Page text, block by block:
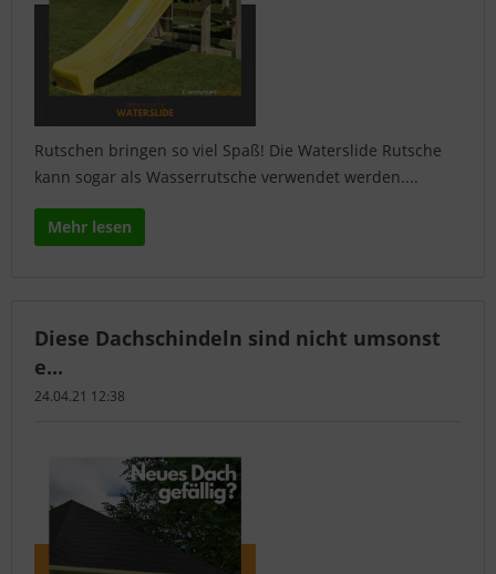
Rutschen bringen so viel Spaß! Die Waterslide Rutsche
kann sogar als Wasserrutsche verwendet werden....
Mehr lesen
Diese Dachschindeln sind nicht umsonst
e...
24.04.21 12:38